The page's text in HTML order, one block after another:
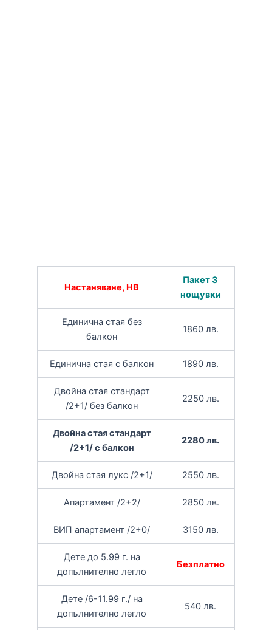
Настаняване, HB
Пакет 3
нощувки
Единична стая без
балкон
1860 лв.
Единична стая с балкон 1890 лв.
Двойна стая стандарт
/2+1/ без балкон
2250 лв.
Двойна стая стандарт
/2+1/ с балкон
2280 лв.
Двойна стая лукс /2+1/ 2550 лв.
Апартамент /2+2/ 2850 лв.
ВИП апартамент /2+0/ 3150 лв.
Дете до 5.99 г. на
допълнително легло
Безплатно
Дете /6-11.99 г./ на
допълнително легло
540 лв.